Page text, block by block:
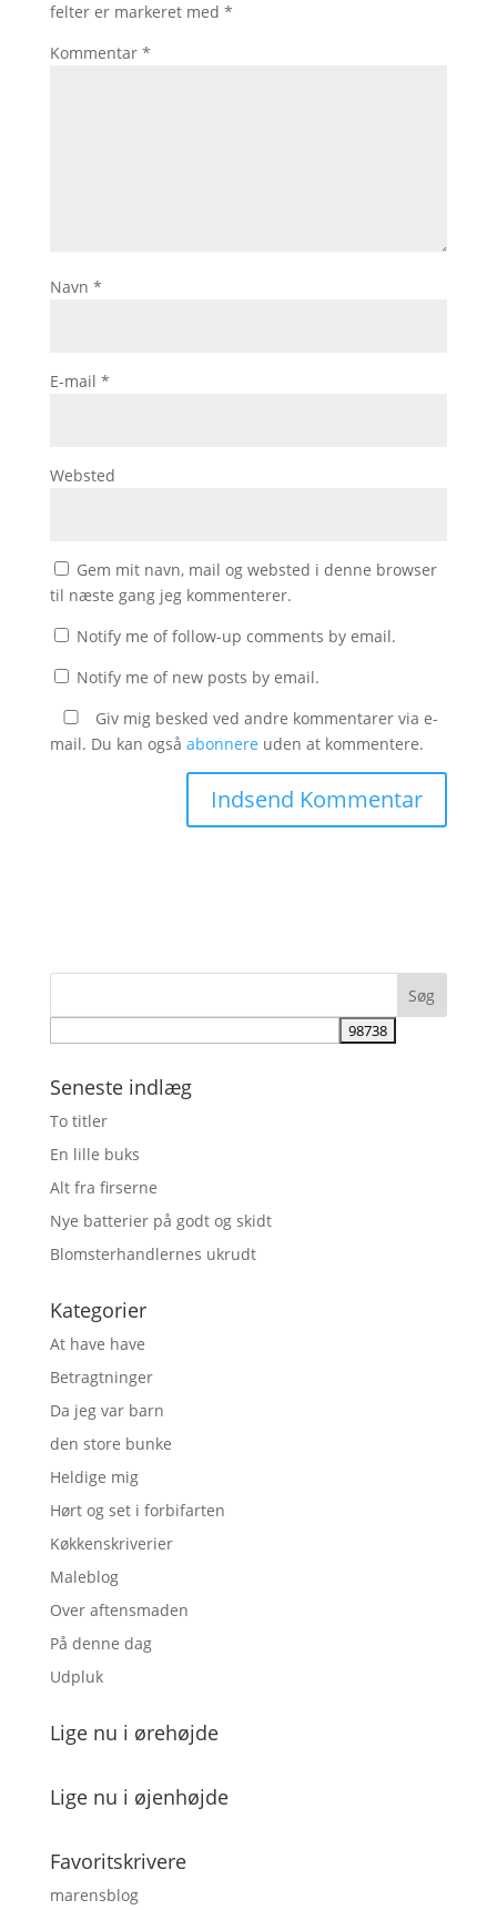
felter er markeret med *
Kommentar *
Navn *
E-mail *
Websted
Gem mit navn, mail og websted i denne browser
til næste gang jeg kommenterer.
Notify me of follow-up comments by email.
Notify me of new posts by email.
Giv mig besked ved andre kommentarer via e-
mail. Du kan også abonnere uden at kommentere.
Seneste indlæg
To titler
En lille buks
Alt fra firserne
Nye batterier på godt og skidt
Blomsterhandlernes ukrudt
Kategorier
At have have
Betragtninger
Da jeg var barn
den store bunke
Heldige mig
Hørt og set i forbifarten
Køkkenskriverier
Maleblog
Over aftensmaden
På denne dag
Udpluk
Lige nu i ørehøjde
Lige nu i øjenhøjde
Favoritskrivere
marensblog